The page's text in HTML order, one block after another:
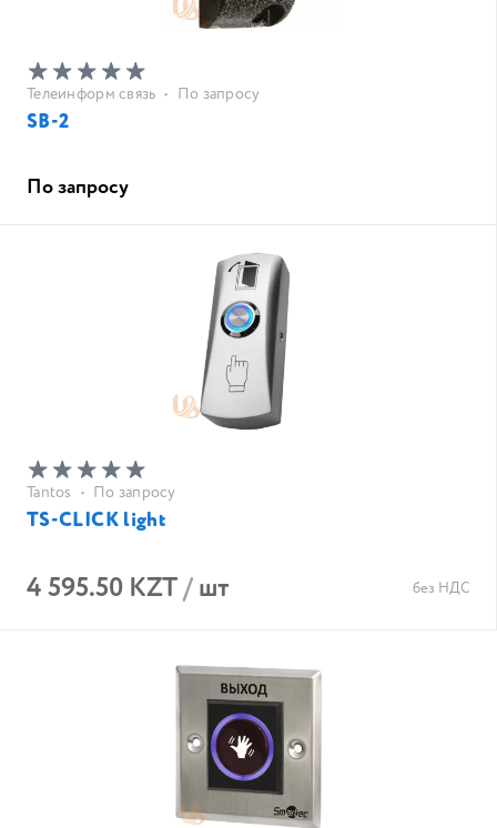
Телеинформ связь • По запросу
SB-2
По запросу
Tantos • По запросу
TS-CLICK light
4 595.50 KZT/шт без НДС